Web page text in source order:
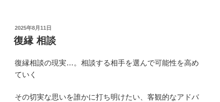
投
稿
日:
2025年8月11日
復縁 相談
復縁相談の現実…。相談する相手を選んで可能性を高め
ていく
その切実な思いを誰かに打ち明けたい、客観的なアドバ